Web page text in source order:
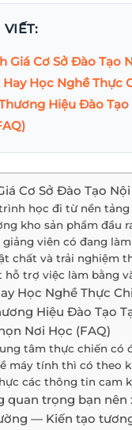
Giá Cơ Sở Đào Tạo
Học Nghề Thực
Hiệu Đào
Cơ Sở Đào Tạo
trình học đi từ nền
kho sản phẩm đầu
giảng viên có đang
chất và trải nghiệm
hỗ trợ việc làm bằng
Học Nghề Thực
Hiệu Đào Tạo
Nơi Học (FAQ)
tâm thực chiến có
máy tính thì có theo
các thông tin cam
quan trọng bạn nên
— Kiến tạo